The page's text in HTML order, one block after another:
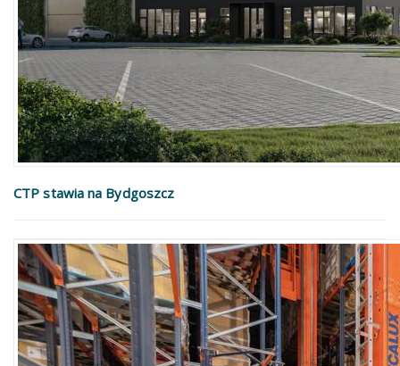
CTP stawia na Bydgoszcz